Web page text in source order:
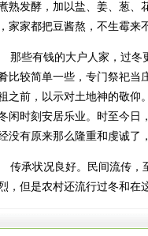
熟发酵，加以盐、姜、葱、
家家都把豆酱熬，不生霉来
那些有钱的大户人家，过冬
比较简单一些，专门祭祀当
之前，以示对土地神的敬仰
闲时刻安居乐业。时至今日
没有原来那么隆重和虔诚了
传承状况良好。民间流传，
，但是农村还流行过冬和在